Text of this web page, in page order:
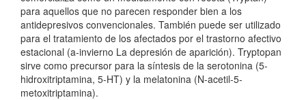
para aquellos que no parecen responder bien a los
antidepresivos convencionales. También puede ser utilizado
para el tratamiento de los afectados por el trastorno afectivo
estacional (a-invierno La depresión de aparición). Tryptopan
sirve como precursor para la síntesis de la serotonina (5-
hidroxitriptamina, 5-HT) y la melatonina (N-acetil-5-
metoxitriptamina).